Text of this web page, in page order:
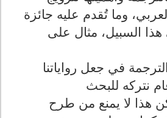
وما تُقدم عليه جائزة
هذا السبيل، مثال على
في جعل رواياتنا
نتركه للبحث
هذا لا يمنع من طرح